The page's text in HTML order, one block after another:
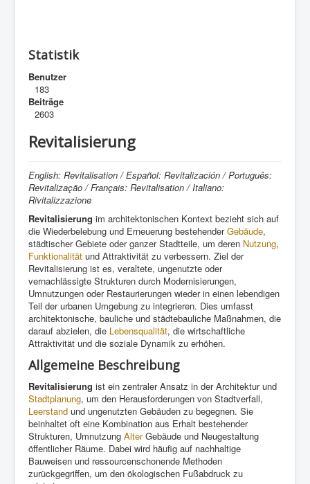
Statistik
Benutzer
183
Beiträge
2603
Revitalisierung
English: Revitalisation / Español: Revitalización / Português:
Revitalização / Français: Revitalisation / Italiano:
Rivitalizzazione
Revitalisierung im architektonischen Kontext bezieht sich auf
die Wiederbelebung und Erneuerung bestehenderGebäude,
städtischer Gebiete oder ganzer Stadtteile, um deren Nutzung,
Funktionalität und Attraktivität zu verbessern. Ziel der
Revitalisierung ist es, veraltete, ungenutzte oder
vernachlässigte Strukturen durch Modernisierungen,
Umnutzungen oder Restaurierungen wieder in einen lebendigen
Teil der urbanen Umgebung zu integrieren. Dies umfasst
architektonische, bauliche und städtebauliche Maßnahmen, die
darauf abzielen, die Lebensqualität, die wirtschaftliche
Attraktivität und die soziale Dynamik zu erhöhen.
Allgemeine Beschreibung
Revitalisierung ist ein zentraler Ansatz in der Architektur und
Stadtplanung, um den Herausforderungen von Stadtverfall,
Leerstand und ungenutzten Gebäuden zu begegnen. Sie
beinhaltet oft eine Kombination aus Erhalt bestehender
Strukturen, Umnutzung AlterGebäude und Neugestaltung
öffentlicher Räume. Dabei wird häufig auf nachhaltige
Bauweisen und ressourcenschonende Methoden
zurückgegriffen, um den ökologischen Fußabdruck zu